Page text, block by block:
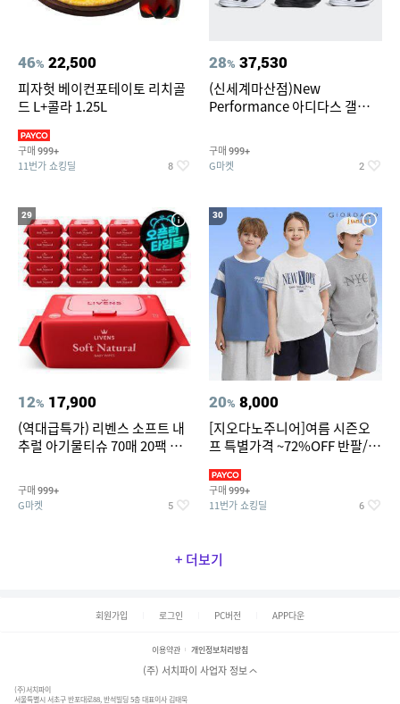
46% 22,500
피자헛 베이컨포테이토 리치골
드 L+콜라 1.25L
구매 999+
11번가 쇼킹딜 8
28% 37,530
(신세계마산점)New
Performance 아디다스 갤럭시
구매 999+
G마켓 2
29
12% 17,900
(역대급특가) 리벤스 소프트 내
추럴 아기물티슈 70매 20팩 캡
구매 999+
G마켓 5
30
20% 8,000
[지오다노주니어]여름 시즌오
프 특별가격 ~72%OFF 반팔/반
구매 999+
11번가 쇼킹딜 6
+ 더보기
회원가입 로그인 PC버전 APP다운
이용약관 개인정보처리방침
(주) 서치파이 사업자 정보
(주)서치파이
서울특별시 서초구 반포대로88, 반석빌딩 5층 대표이사 김태묵